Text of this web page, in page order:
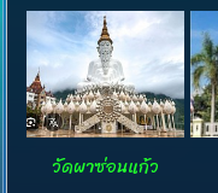
วัดผาซ่อนแก้ว